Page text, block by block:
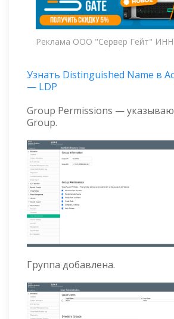
Реклама ООО "Сервер Гейт" ИНН
Узнать Distinguished Name в
— LDP
Group Permissions — указываю
Group.
Группа добавлена.